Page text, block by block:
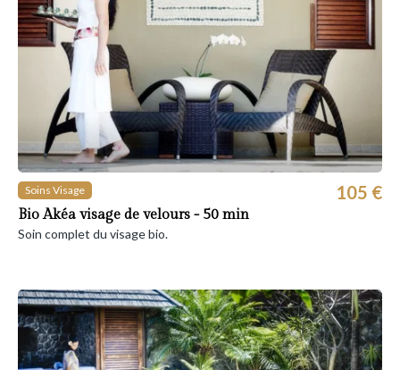
Soins Visage
Bio Akéa visage de velours - 50 min
105 €
Soin complet du visage bio.